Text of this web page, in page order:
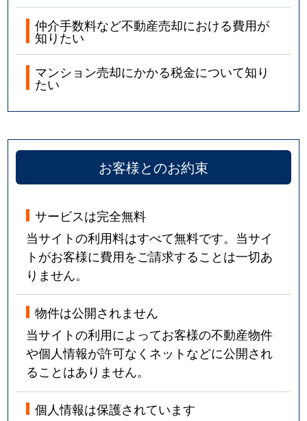
仲介手数料など不動産売却における費用が
知りたい
マンション売却にかかる税金について知り
たい
お客様とのお約束
サービスは完全無料
当サイトの利用料はすべて無料です。当サイ
トがお客様に費用をご請求することは一切あ
りません。
物件は公開されません
当サイトの利用によってお客様の不動産物件
や個人情報が許可なくネットなどに公開され
ることはありません。
個人情報は保護されています